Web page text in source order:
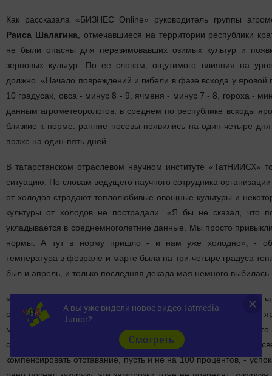
Как рассказала «БИЗНЕС Online» руководитель группы
Раиса Шалагина , отмечавшиеся на территории республики
не были опасны для перезимовавших озимых культур и
зерновых культур. По ее словам, ощутимого влияния на
должно. «Начало повреждений и гибели в фазе всхода у
10 градусах, овса - минус 8 - 9, ячменя - минус 7 - 8, гороха -
данным агрометеорологов, в среднем по республике всходы
близкие к норме: ранние посевы появились на один-четыре
позже на один-пять дней.
В татарстанском отраслевом научном институте «ТатНИИСХ»
ситуацию. По словам ведущего научного сотрудника
от холодов страдают теплолюбивые овощные культуры и
культуры от холодов не пострадали. «Я бы не сказал, что
укладывается в среднемноголетние данные. Мы просто
нормы. А тут в норму пришло - и нам уже холодно», -
температура в феврале и марте была на три-четыре градуса
был и апрель, и только последняя декада мая немного выбилась
«Озимые совсем немного отстают, уже трубкование идет, так
озимые, может быть, три-четыре дня отставание составляет. А
медленно всходят, задерживаются. Но зато они взойдут
сразу начнут получать большую порцию тепла, дневного
компенсировать отставание, пусть и не на 100 процентов, -
А вы уже видели новое видео Tatmedia
Junior?
Cмотреть